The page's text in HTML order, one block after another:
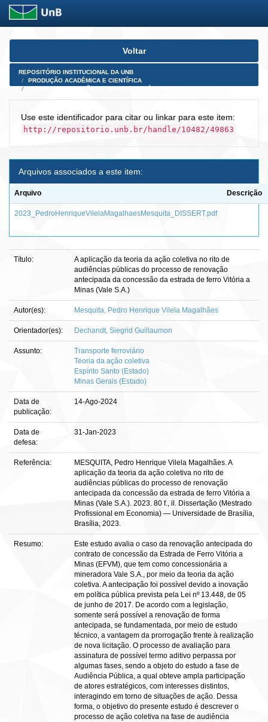
Skip
Voltar
REPOSITÓRIO INSTITUCIONAL DA UNB
PRODUÇÃO ACADÊMICA E CIENTÍFICA
Use este identificador para citar ou linkar para este item:
http://repositorio.unb.br/handle/10482/49863
Arquivos associados a este item:
Arquivo Descrição
2023_PedroHenriqueVilelaMagalhaesMesquita_DISSERT.pdf
Título:
A aplicação da teoria da ação coletiva no rito de
audiências públicas do processo de renovação
antecipada da concessão da estrada de ferro Vitória a
Minas (Vale S.A.)
Autor(es): Mesquita, Pedro Henrique Vilela Magalhães
Orientador(es): Dechandt, Siegrid Guillaumon
Assunto:
Transporte ferroviário
Teoria da ação coletiva
Espírito Santo (Estado)
Minas Gerais (Estado)
Data de
publicação:
14-Ago-2024
Data de
defesa:
31-Jan-2023
Referência:
MESQUITA, Pedro Henrique Vilela Magalhães. A
aplicação da teoria da ação coletiva no rito de
audiências públicas do processo de renovação
antecipada da concessão da estrada de ferro Vitória a
Minas (Vale S.A.). 2023. 80 f., il. Dissertação (Mestrado
Profissional em Economia) — Universidade de Brasília,
Brasília, 2023.
Resumo:
Este estudo avalia o caso da renovação antecipada do
contrato de concessão da Estrada de Ferro Vitória a
Minas (EFVM), que tem como concessionária a
mineradora Vale S.A., por meio da teoria da ação
coletiva. A antecipação foi possível devido a inovação
em política pública prevista pela Lei nº 13.448, de 05
de junho de 2017. De acordo com a legislação,
somente será possível a renovação de forma
antecipada, se fundamentada, por meio de estudo
técnico, a vantagem da prorrogação frente à realização
de nova licitação. O processo de avaliação para
assinatura de possível termo aditivo perpassa por
algumas fases, sendo a objeto do estudo a fase de
Audiência Pública, a qual obteve ampla participação
de atores estratégicos, com interesses distintos,
interagindo em torno de situações de ação. Dessa
forma, o objetivo do presente estudo é descrever o
processo de ação coletiva na fase de audiência